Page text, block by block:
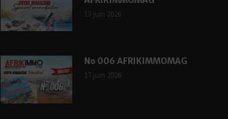
17 juin 2026
No 006 AFRIKIMMOMAG
17 juin 2026